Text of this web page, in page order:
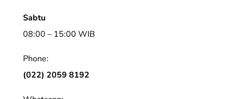
Sabtu
08:00 – 15:00 WIB
Phone:
(022) 2059 8192